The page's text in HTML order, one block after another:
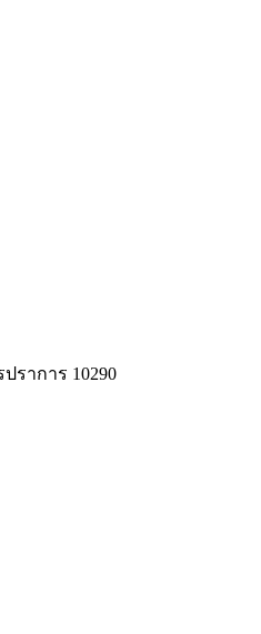
ราการ 10290